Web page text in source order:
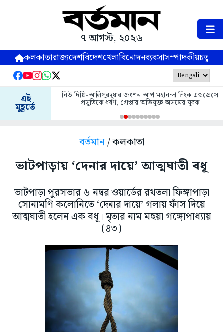
৭ আগস্ট, ২০২৬
কলকাতারাজ্যদেশবিদেশখেলাবিনোদনব্যবসাসম্পাদকীয়
এই
মুহূর্তে
নিউ দিল্লি-আলিপুরদুয়ার জংশন আপ মহানন্দা লিংক এক্সপ্রেসে
প্রসূতিকে ধর্ষণ, গ্রেপ্তার অভিযুক্ত অসমের যুবক
বর্তমান/ কলকাতা
ভাটপাড়ায় ‘দেনার দায়ে’ আত্মঘাতী বধূ
ভাটপাড়া পুরসভার ৬ নম্বর ওয়ার্ডের রথতলা ফিঙ্গাপাড়া
সোনামণি কলোনিতে ‘দেনার দায়ে’ গলায় ফাঁস দিয়ে
আত্মঘাতী হলেন এক বধূ। মৃতার নাম মহুয়া গঙ্গোপাধ্যায়
(৪৩)